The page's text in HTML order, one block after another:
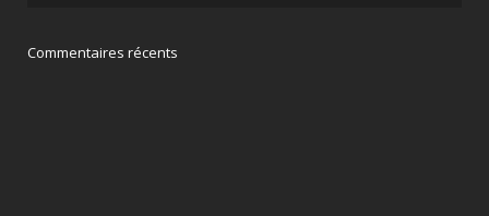
Commentaires récents